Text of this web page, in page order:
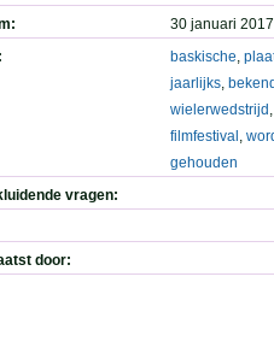
30 januari
baskische,
jaarlijks,
wielerwedstrijd ,
filmfestival ,
gehouden
vragen:
door: